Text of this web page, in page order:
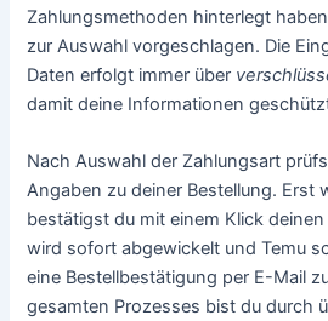
Zahlungsmethoden hinterlegt
zur Auswahl vorgeschlagen. Die
Daten erfolgt immer über
damit deine Informationen
Nach Auswahl der Zahlungsart
Angaben zu deiner Bestellung. Erst
bestätigst du mit einem Klick deinen
wird sofort abgewickelt und Temu
eine Bestellbestätigung per E-Mail
gesamten Prozesses bist du durch